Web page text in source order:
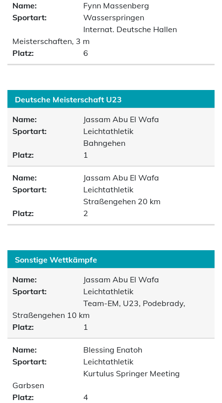
Name:
Fynn Massenberg
Sportart:
Wasserspringen
Internat. Deutsche Hallen
Meisterschaften, 3 m
Platz:
6
Deutsche Meisterschaft U23
Name:
Jassam Abu El Wafa
Sportart:
Leichtathletik
Bahngehen
Platz:
1
Name:
Jassam Abu El Wafa
Sportart:
Leichtathletik
Straßengehen 20 km
Platz:
2
Sonstige Wettkämpfe
Name:
Jassam Abu El Wafa
Sportart:
Leichtathletik
Team-EM, U23, Podebrady,
Straßengehen 10 km
Platz:
1
Name:
Blessing Enatoh
Sportart:
Leichtathletik
Kurtulus Springer Meeting
Garbsen
Platz:
4